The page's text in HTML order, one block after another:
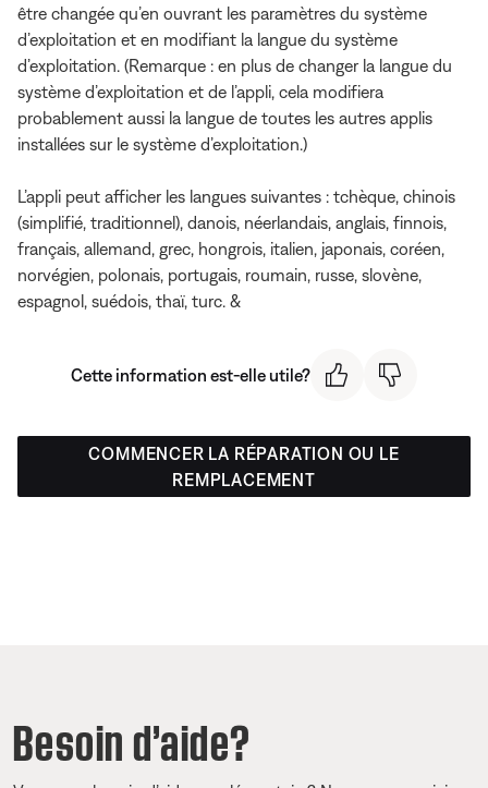
être changée qu’en ouvrant les paramètres du système
d’exploitation et en modifiant la langue du système
d’exploitation. (Remarque : en plus de changer la langue du
système d’exploitation et de l’appli, cela modifiera
probablement aussi la langue de toutes les autres applis
installées sur le système d’exploitation.)
L’appli peut afficher les langues suivantes : tchèque, chinois
(simplifié, traditionnel), danois, néerlandais, anglais, finnois,
français, allemand, grec, hongrois, italien, japonais, coréen,
norvégien, polonais, portugais, roumain, russe, slovène,
espagnol, suédois, thaï, turc. &
Cette information est-elle utile?
COMMENCER LA RÉPARATION OU LE
REMPLACEMENT
Besoin d’aide?